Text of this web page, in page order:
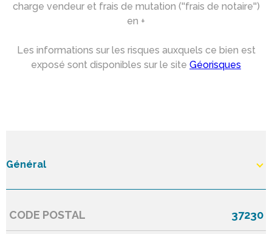
charge vendeur et frais de mutation (''frais de notaire'')
en +
Les informations sur les risques auxquels ce bien est
exposé sont disponibles sur le site Géorisques
Général
Caractérisque Valeurs
CODE POSTAL 37230